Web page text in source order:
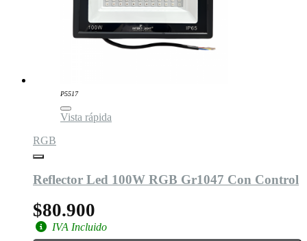
P5517
Vista rápida
RGB
Reflector Led 100W RGB Gr1047 Con Control
$80.900
IVA Incluido